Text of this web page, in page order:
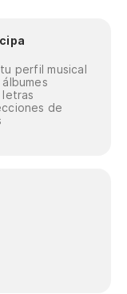
perfil musical
álbumes
letras
de